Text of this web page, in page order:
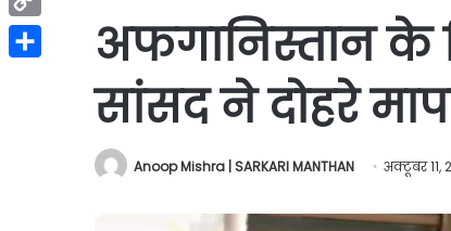
अफगानिस्तान के
सांसद ने दोहरे
Anoop Mishra | SARKARI MANTHAN अक्टूबर 11,
Copy
Link